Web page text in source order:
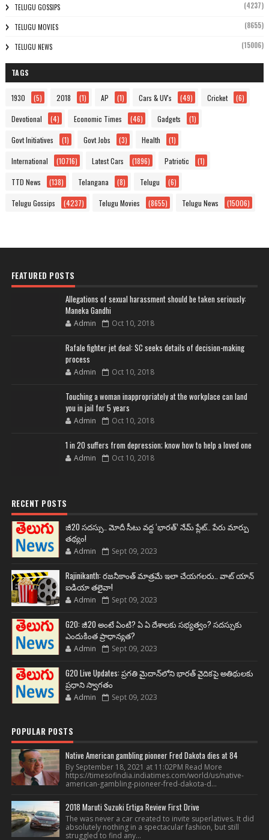
TELUGU GOSSIPS (4237)
TELUGU MOVIES (8655)
TELUGU NEWS (15006)
TAGS
1930 (5) 2018 (1) AP (1) Cars & UV's (49) Cricket (6)
Devotional (4) Economic Times (46) Gadgets (1)
Govt Initiatives (1) Govt Jobs (3) Health (1)
International (10716) Latest Cars (1896) Patriotic (1)
TTD News (138) Telangana (8) Telugu (6)
Telugu Gossips (4237) Telugu Movies (8655) Telugu News (15006)
FEATURED POSTS
Allegations of sexual harassment should be taken seriously:
Maneka Gandhi
Admin Oct 10, 2018
Rafale fighter jet deal: SC seeks details of decision-making
process
Admin Oct 10, 2018
Touching a woman inappropriately at the workplace can land
you in jail for 5 years
Admin Oct 10, 2018
1 in 20 suffers from depression; know how to help a loved one
Admin Oct 10, 2018
RECENT POSTS
జీ20 సదస్సు.. మోదీ సీటు వద్ద ‘భారత్’ నేమ్ ప్లేట్‌.. పేరు మార్పు
తథ్యం!
Admin Sept 09, 2023
Rajinikanth: రజనీకాంత్ మాత్రమే ఇలా చేయగలరు.. వాట్ యాన్
ఐడియా తలైవా!
Admin Sept 09, 2023
G20: జీ20 అంటే ఏంటి? ఏ ఏ దేశాలకు సభ్యత్వం? సదస్సుకు
ఎందుకింత ప్రాధాన్యత?
Admin Sept 09, 2023
G20 Live Updates: ప్రగతి మైదాన్‌లోని భారత్ వైదికపై అతిథులకు
ప్రధాని స్వాగతం
Admin Sept 09, 2023
POPULAR POSTS
Native American gambling pioneer Fred Dakota dies at 84
By September 18, 2021 at 11:02PM Read More
https://timesofindia.indiatimes.com/world/us/native-
american-gambling-pioneer-fred-dakota-d...
2018 Maruti Suzuki Ertiga Review First Drive
The was never a car created to invite superlatives. It did
absolutely nothing in a spectacular fashion, but still
struggled to find any...